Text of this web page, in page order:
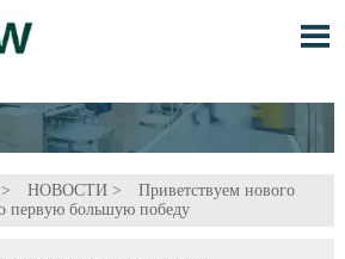

НОВОСТИ>
Приветствуем нового
первую большую победу